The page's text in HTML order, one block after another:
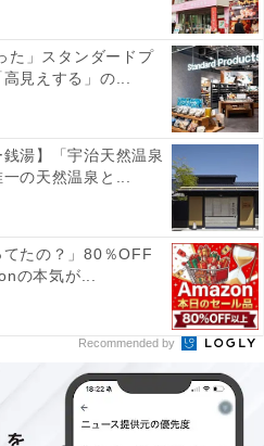
面白い（30代未回答）」「肩
いく感じる（30代女性）」な
乗っている姿が強烈な印象の
劣等感とか苦悩があったと
た」スタンダードプ
見えする」の...
銭湯】「宇治天然温泉
の天然温泉と...
てたの？」80％OFF
の本気が...
Recommended by